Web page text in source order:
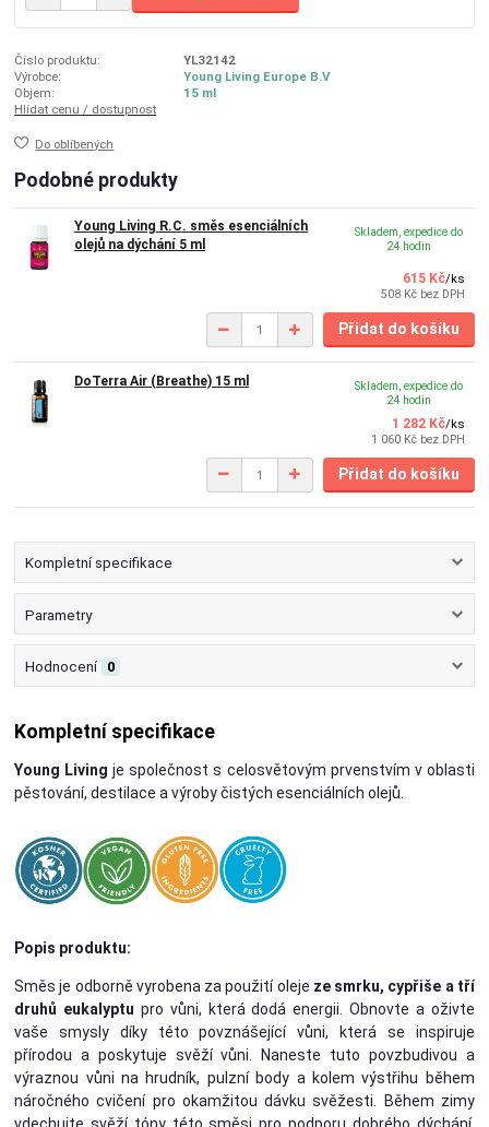
Číslo produktu:
YL32142
Výrobce:
Young Living Europe B.V
Objem:
15 ml
Hlídat cenu / dostupnost
Do oblíbených
Podobné produkty
Young Living R.C. směs esenciálních
olejů na dýchání 5 ml
615 Kč/ks
508 Kč bez DPH
Skladem, expedice do
24 hodin
Přidat do košíku
DoTerra Air (Breathe) 15 ml
1 282 Kč/ks
1 060 Kč bez DPH
Skladem, expedice do
24 hodin
Přidat do košíku
Kompletní specifikace
Parametry
Hodnocení 0
Kompletní specifikace
Young Living je společnost s celosvětovým prvenstvím v oblasti
pěstování, destilace a výroby čistých esenciálních olejů.
Popis produktu:
Směs je odborně vyrobena za použití oleje ze smrku, cypřiše a tří
druhů eukalyptu pro vůni, která dodá energii. Obnovte a oživte
vaše smysly díky této povznášející vůni, která se inspiruje
přírodou a poskytuje svěží vůni. Naneste tuto povzbudivou a
výraznou vůni na hrudník, pulzní body a kolem výstřihu během
náročného cvičení pro okamžitou dávku svěžesti. Během zimy